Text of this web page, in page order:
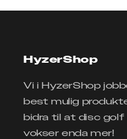
HyzerShop
Vi i HyzerShop
best mulig
bidra til at disc golf
vokser enda mer!